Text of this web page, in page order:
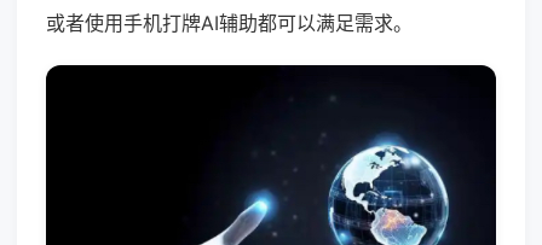
或者使用手机打牌AI辅助都可以满足需求。